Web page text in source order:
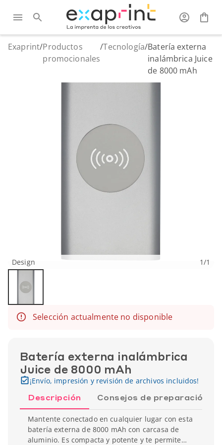
Exaprint/Productos
promocionales
/Tecnología/Batería externa
inalámbrica Juice
de 8000 mAh
Design 1/1
Selección actualmente no disponible
Batería externa inalámbrica
Juice de 8000 mAh
¡Envío, impresión y revisión de archivos incluidos!
Descripción Consejos de preparación
Mantente conectado en cualquier lugar con esta
batería externa de 8000 mAh con carcasa de
aluminio. Es compacta y potente y te permite